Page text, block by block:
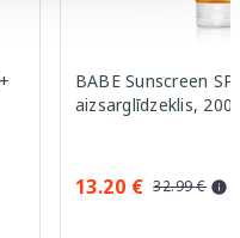
BABE Sunscreen
aizsarglīdzeklis, 200
13.20 € 32.99 €